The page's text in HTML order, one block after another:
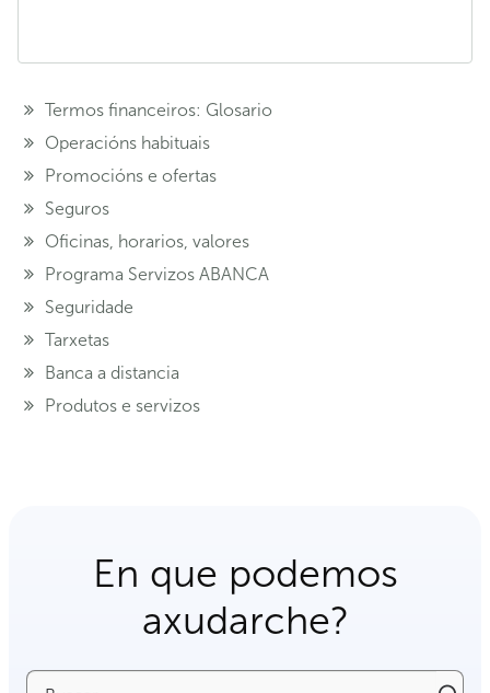
Termos financeiros: Glosario
Operacións habituais
Promocións e ofertas
Seguros
Oficinas, horarios, valores
Programa Servizos ABANCA
Seguridade
Tarxetas
Banca a distancia
Produtos e servizos
En que podemos
axudarche?
Buscar